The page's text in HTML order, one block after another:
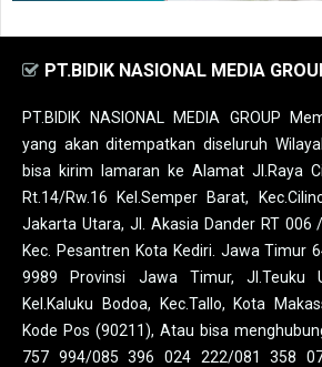
PT.BIDIK NASIONAL MEDIA
PT.BIDIK NASIONAL MEDIA GROUP
yang akan ditempatkan diseluruh
bisa kirim lamaran ke Alamat Jl.Raya
Rt.14/Rw.16 Kel.Semper Barat,
Jakarta Utara, Jl. Akasia Dander RT 006
Kec. Pesantren Kota Kediri. Jawa Timur
9989 Provinsi Jawa Timur, Jl.Teuku
Kel.Kaluku Bodoa, Kec.Tallo, Kota
Kode Pos (90211), Atau bisa
757 994/085 396 024 222/081 358